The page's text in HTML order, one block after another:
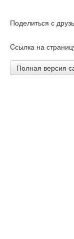
Поделиться с
Cсылка на
Полная версия